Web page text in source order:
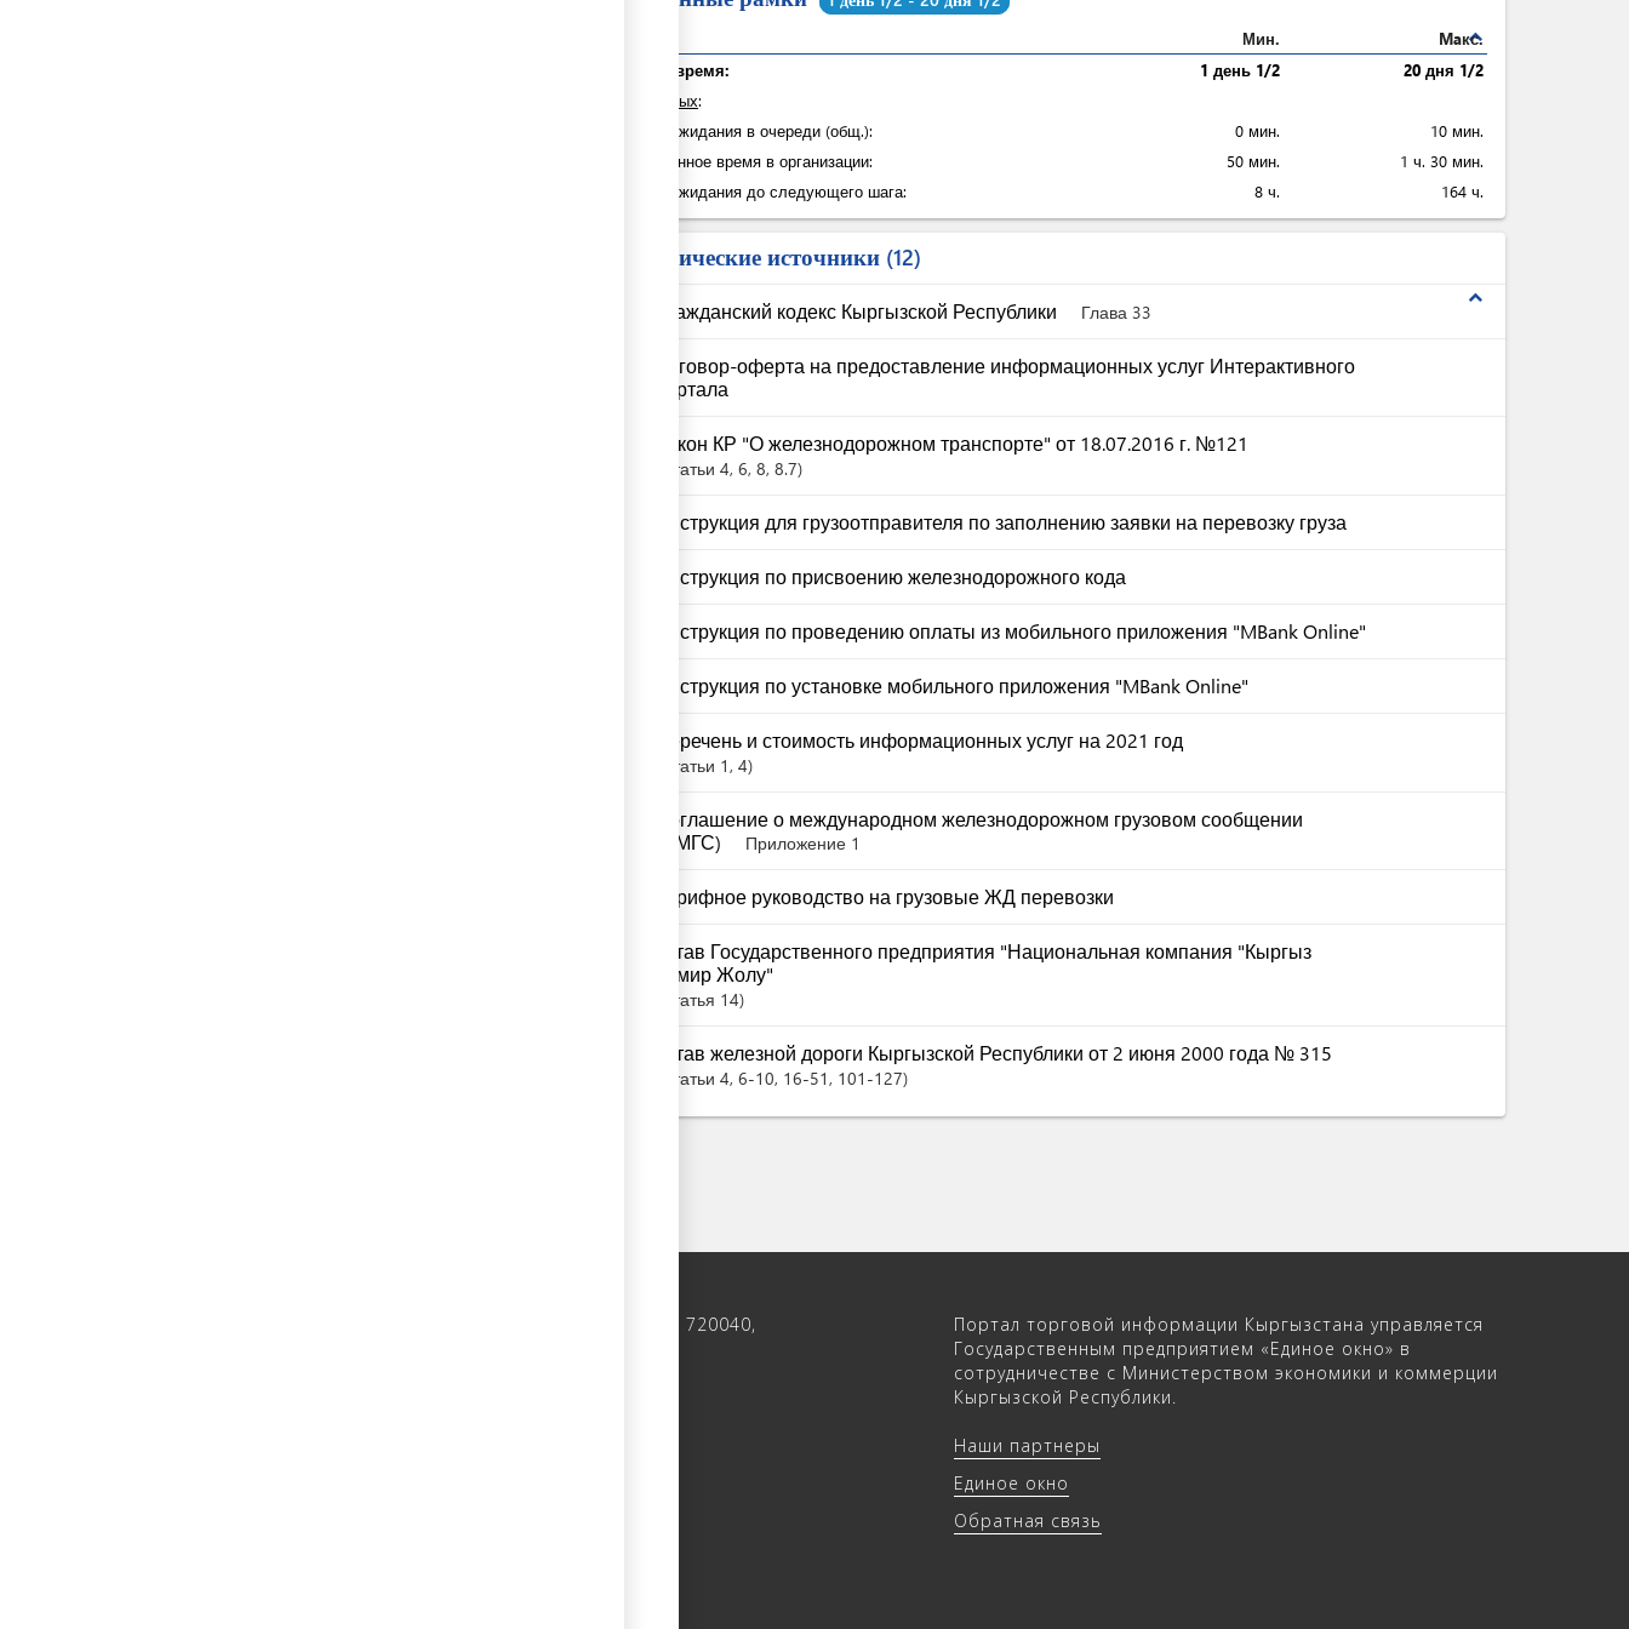
expand_less
Мин.
Maкс.
Общее время:
1 день 1/2
20 дня 1/2
из которых:
Время ожидания в очереди (общ.):
0 мин.
10 мин.
Затраченное время в организации:
50 мин.
1 ч. 30 мин.
Время ожидания до следующего шага:
8 ч. 164 ч.
Юридические источники 12
expand_less
Гражданский кодекс Кыргызской Республики Глава 33
Договор-оферта на предоставление информационных услуг Интерактивного
портала
Закон КР "О железнодорожном транспорте" от 18.07.2016 г. №121
Статьи 4, 6, 8, 8.7
Инструкция для грузоотправителя по заполнению заявки на перевозку груза
Инструкция по присвоению железнодорожного кода
Инструкция по проведению оплаты из мобильного приложения "MBank Online"
Инструкция по установке мобильного приложения "MBank Online"
Перечень и стоимость информационных услуг на 2021 год
Статьи 1, 4
Соглашение о международном железнодорожном грузовом сообщении
(СМГС)
Приложение 1
Тарифное руководство на грузовые ЖД перевозки
Устав Государственного предприятия "Национальная компания "Кыргыз
Темир Жолу"
Статья 14
Устав железной дороги Кыргызской Республики от 2 июня 2000 года № 315
Статьи 4, 6-10, 16-51, 101-127
пр. Чуй 122, 4-ый этаж, 720040,
Портал торговой информации Кыргызстана управляется
Государственным предприятием «Единое окно» в
сотрудничестве с Министерством экономики и коммерции
Кыргызской Республики.
Наши партнеры
Единое окно
Обратная связь